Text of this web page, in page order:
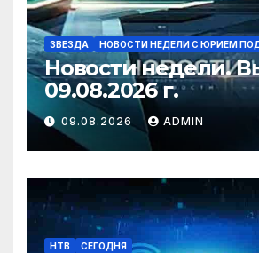
ЗВЕЗДА НОВОСТИ НЕДЕЛИ С ЮРИЕМ
Новости недели.
09.08.2026 г.
09.08.2026 ADMIN
НТВ СЕГОДНЯ